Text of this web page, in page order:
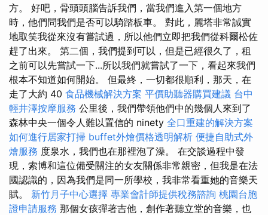
方。 好吧，骨頭頭腦告訴我們，當我們進入第一個地方
時，他們問我們是否可以騎踏板車。 對此，麗塔非常誠實
地取笑我從來沒有嘗試過，所以他們立即把我們從科爾松佐
趕了出來。 第二個，我們提到可以，但是已經很久了，租
之前可以先嘗試一下...所以我們就嘗試了一下，看起來我們
根​​本不知道如何開始。 但最終，一切都很順利，那天，在
走了大約 40 食品機械解決方案 平價助聽器購買建議 台中
輕井澤按摩服務 公里後，我們帶領他們中的幾個人來到了
森林中央一個令人難以置信的 ninety 全口重建的解決方案
如何進行居家打掃 buffet外燴價格透明解析 便捷自助式外
燴服務 度泉水，我們也在那裡泡了澡。 在交談過程中發
現，索博和這位備受關注的女友關係非常親密，但我是在法
國認識的，因為我們是同一所學校，我非常看重她的音樂天
賦。 新竹月子中心選擇 專業會計師提供稅務諮詢 桃園台胞
證申請服務 那個女孩彈著吉他，創作著聽立堂的音樂，也